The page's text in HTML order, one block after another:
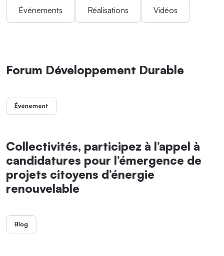
Événements Réalisations Vidéos
Forum Développement Durable
Événement
Collectivités, participez à l’appel à
candidatures pour l’émergence de
projets citoyens d’énergie
renouvelable
Blog